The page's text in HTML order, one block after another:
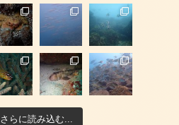
さらに読み込む...